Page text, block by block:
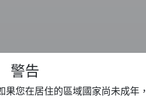
警告
您在居住的區域國家尚未成年，